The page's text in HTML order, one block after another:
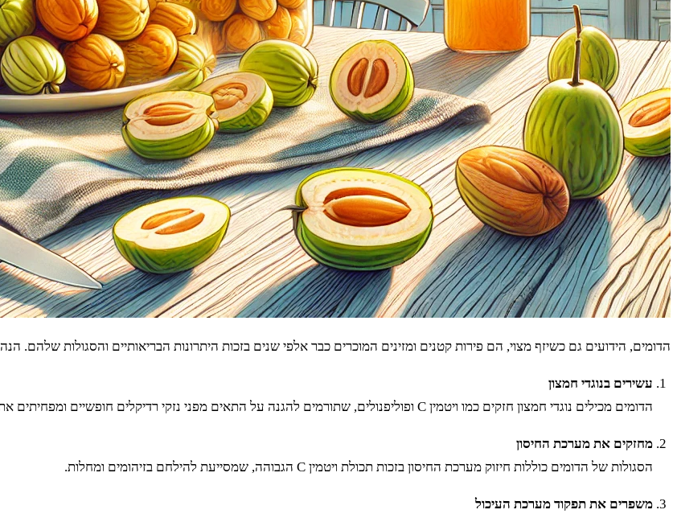
הדומים, הידועים גם כשיזף מצוי, הם פירות קטנים ומזינים המוכרים כבר אלפי שנים בזכות היתרונות הבריאותיים והסגולות שלהם. הנה 12 סיבות למה כדאי לשלב דומים בתזונה היומית שלכם:
עשירים בנוגדי חמצון
הדומים מכילים נוגדי חמצון חזקים כמו ויטמין C ופוליפנולים, שתורמים להגנה על התאים מפני נזקי רדיקלים חופשיים ומפחיתים את הסיכון למחלות כרוניות כמו סרטן.
מחזקים את מערכת החיסון
הסגולות של הדומים כוללות חיזוק מערכת החיסון בזכות תכולת ויטמין C הגבוהה, שמסייעת להילחם בזיהומים ומחלות.
משפרים את תפקוד מערכת העיכול